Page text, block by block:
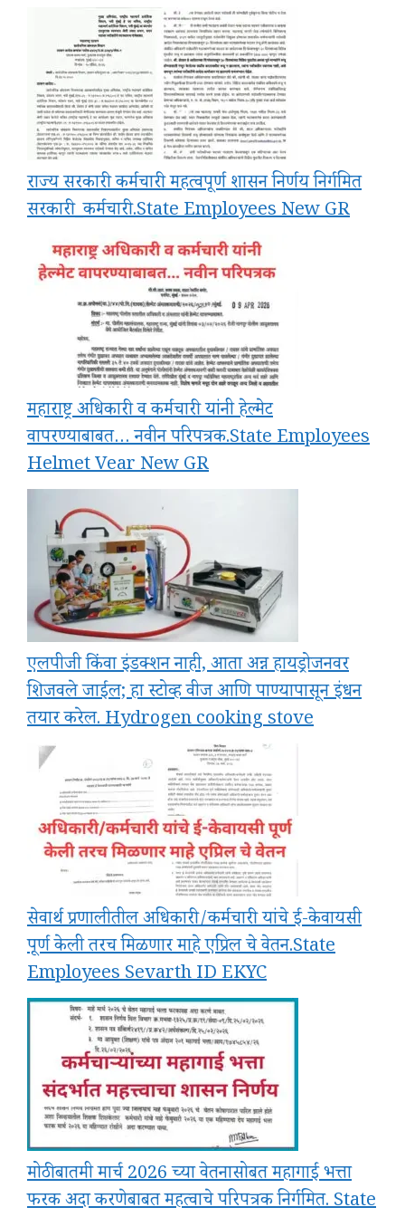
राज्य सरकारी कर्मचारी महत्वपूर्ण शासन निर्णय निर्गमित
सरकारी_कर्मचारी.State Employees New GR
महाराष्ट्र अधिकारी व कर्मचारी यांनी हेल्मेट
वापरण्याबाबत… नवीन परिपत्रक.State Employees
Helmet Vear New GR
एलपीजी किंवा इंडक्शन नाही, आता अन्न हायड्रोजनवर
शिजवले जाईल; हा स्टोव्ह वीज आणि पाण्यापासून इंधन
तयार करेल. Hydrogen cooking stove
सेवार्थ प्रणालीतील अधिकारी/कर्मचारी यांचे ई-केवायसी
पूर्ण केली तरच मिळणार माहे एप्रिल चे वेतन.State
Employees Sevarth ID EKYC
मोठी बातमी मार्च 2026 च्या वेतनासोबत महागाई भत्ता
फरक अदा करणेबाबत महत्वाचे परिपत्रक निर्गमित. State